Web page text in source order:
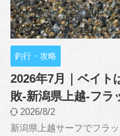
釣行・攻略
2026年7月｜ベイト
敗-新潟県上越-フラ
2026/8/2
新潟県上越サーフでフラ